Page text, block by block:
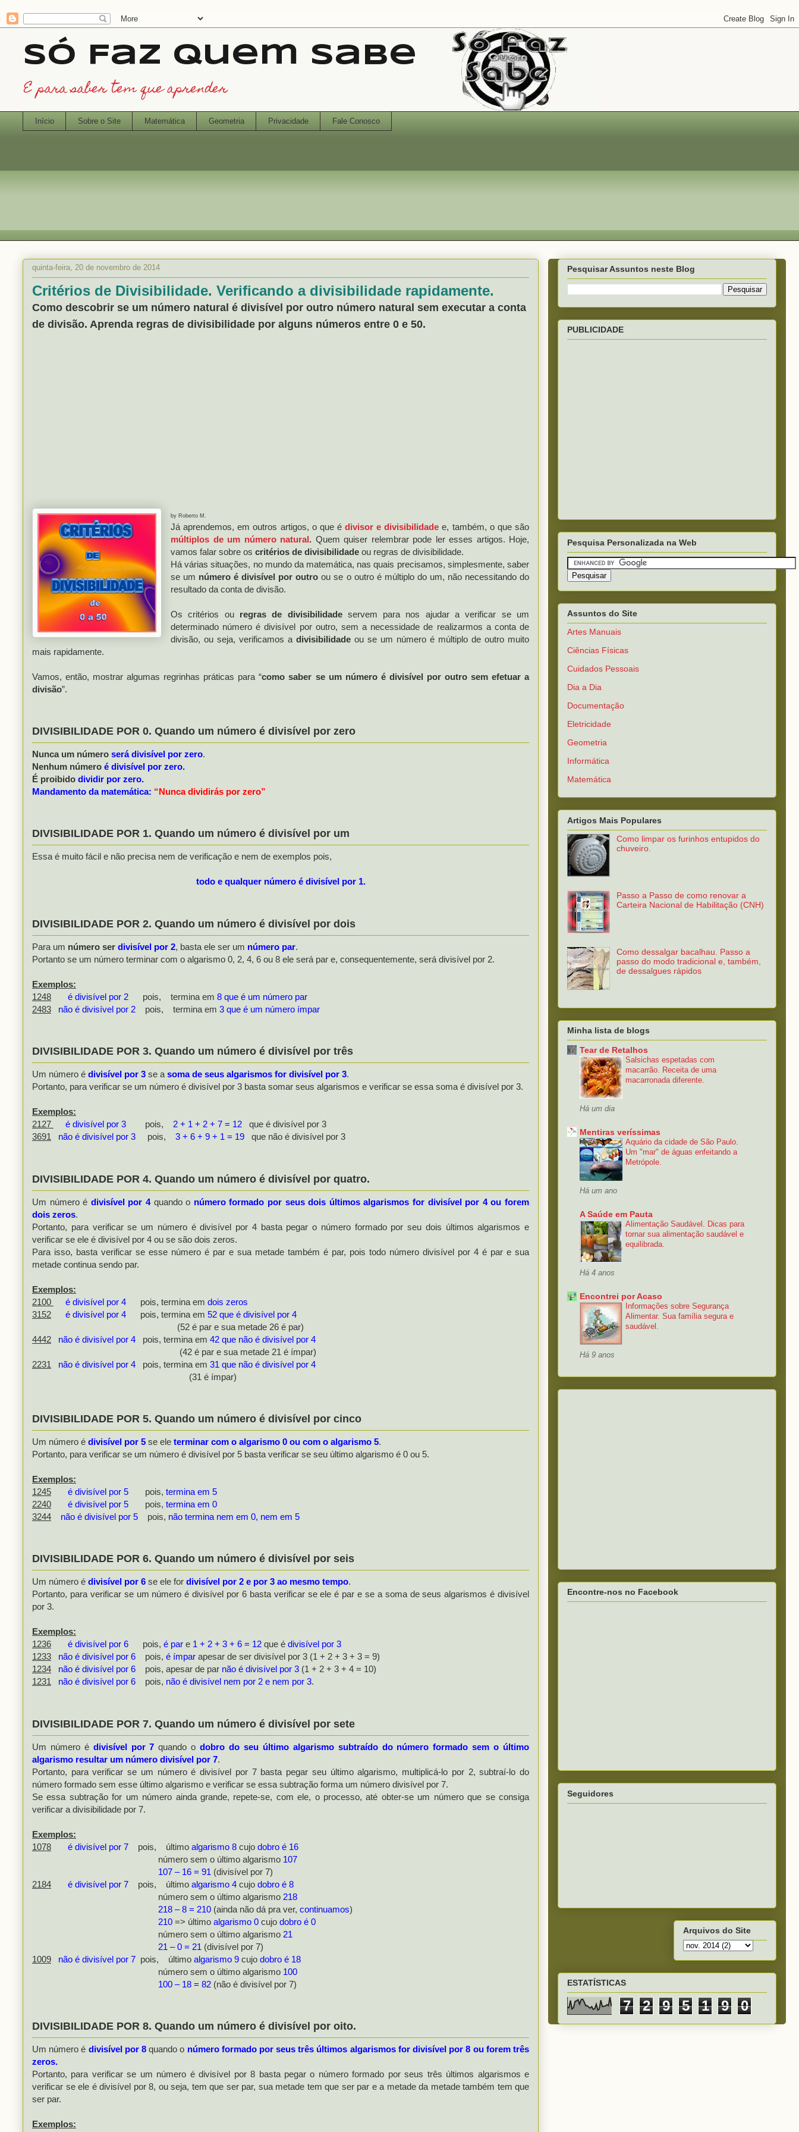
Só Faz Quem Sabe
E para saber tem que aprender
Início Sobre o Site Matemática Geometria Privacidade Fale Conosco
quinta-feira, 20 de novembro de 2014
Critérios de Divisibilidade. Verificando a divisibilidade rapidamente.
Como descobrir se um número natural é divisível por outro número natural sem executar a conta
de divisão. Aprenda regras de divisibilidade por alguns números entre 0 e 50.
by Roberto M.
Já aprendemos, em outros artigos, o que édivisor e divisibilidade e, também, o que são
múltiplos de um número natural. Quem quiser relembrar pode ler esses artigos. Hoje,
vamos falar sobre os critérios de divisibilidade ou regras de divisibilidade.
Há várias situações, no mundo da matemática, nas quais precisamos, simplesmente, saber
se um número é divisível por outro ou se o outro é múltiplo do um, não necessitando do
resultado da conta de divisão.
Os critérios ou regras de divisibilidadeservem para nos ajudar a verificar se um
determinado número é divisível por outro, sem a necessidade de realizarmos a conta de
divisão, ou seja, verificamos a divisibilidade ou se um número é múltiplo de outro muito
mais rapidamente.
Vamos, então, mostrar algumas regrinhas práticas para “como saber se um número é divisível por outro sem efetuar a
divisão”.
DIVISIBILIDADE POR 0. Quando um número é divisível por zero
Nunca um número será divisível por zero.
Nenhum número é divisível por zero.
É proibido dividir por zero.
Mandamento da matemática: “Nunca dividirás por zero”
DIVISIBILIDADE POR 1. Quando um número é divisível por um
Essa é muito fácil e não precisa nem de verificação e nem de exemplos pois,
todo e qualquer número é divisível por 1.
DIVISIBILIDADE POR 2. Quando um número é divisível por dois
Para um número ser divisível por 2, basta ele ser um número par.
Portanto se um número terminar com o algarismo 0, 2, 4, 6 ou 8 ele será par e, consequentemente, será divisível por 2.
Exemplos:
1248
é divisível por 2 pois, termina em 8 que é um número par
2483
não é divisível por 2 pois, termina em 3 que é um número ímpar
DIVISIBILIDADE POR 3. Quando um número é divisível por três
Um número é divisível por 3 se a soma de seus algarismos for divisível por 3.
Portanto, para verificar se um número é divisível por 3 basta somar seus algarismos e verificar se essa soma é divisível por 3.
Exemplos:
2127
é divisível por 3 pois, 2 + 1 + 2 + 7 = 12 que é divisível por 3
3691
não é divisível por 3 pois, 3 + 6 + 9 + 1 = 19 que não é divisível por 3
DIVISIBILIDADE POR 4. Quando um número é divisível por quatro.
Um número é divisível por 4quando o número formado por seus dois últimos algarismos for divisível por 4 ou forem
dois zeros.
Portanto, para verificar se um número é divisível por 4 basta pegar o número formado por seu dois últimos algarismos e
verificar se ele é divisível por 4 ou se são dois zeros.
Para isso, basta verificar se esse número é par e sua metade também é par, pois todo número divisível por 4 é par e sua
metade continua sendo par.
Exemplos:
2100
é divisível por 4 pois, termina em dois zeros
3152
é divisível por 4 pois, termina em 52 que é divisível por 4
(52 é par e sua metade 26 é par)
4442
não é divisível por 4 pois, termina em 42 que não é divisível por 4
(42 é par e sua metade 21 é ímpar)
2231
não é divisível por 4 pois, termina em 31 que não é divisível por 4
(31 é ímpar)
DIVISIBILIDADE POR 5. Quando um número é divisível por cinco
Um número é divisível por 5 se ele terminar com o algarismo 0 ou com o algarismo 5.
Portanto, para verificar se um número é divisível por 5 basta verificar se seu último algarismo é 0 ou 5.
Exemplos:
1245
é divisível por 5 pois, termina em 5
2240
é divisível por 5 pois, termina em 0
3244
não é divisível por 5 pois, não termina nem em 0, nem em 5
DIVISIBILIDADE POR 6. Quando um número é divisível por seis
Um número é divisível por 6 se ele for divisível por 2 e por 3 ao mesmo tempo.
Portanto, para verificar se um número é divisível por 6 basta verificar se ele é par e se a soma de seus algarismos é divisível
por 3.
Exemplos:
1236
é divisível por 6 pois, é par e 1 + 2 + 3 + 6 = 12 que é divisível por 3
1233
não é divisível por 6 pois, é ímpar apesar de ser divisível por 3 (1 + 2 + 3 + 3 = 9)
1234
não é divisível por 6 pois, apesar de par não é divisível por 3 (1 + 2 + 3 + 4 = 10)
1231
não é divisível por 6 pois, não é divisível nem por 2 e nem por 3.
DIVISIBILIDADE POR 7. Quando um número é divisível por sete
Um número é divisível por 7 quando odobro do seu último algarismo subtraído do número formado sem o último
algarismo resultar um número divisível por 7.
Portanto, para verificar se um número é divisível por 7 basta pegar seu último algarismo, multiplicá-lo por 2, subtraí-lo do
número formado sem esse último algarismo e verificar se essa subtração forma um número divisível por 7.
Se essa subtração for um número ainda grande, repete-se, com ele, o processo, até obter-se um número que se consiga
verificar a divisibilidade por 7.
Exemplos:
1078
é divisível por 7 pois, último algarismo 8 cujo dobro é 16
número sem o último algarismo 107
107 – 16 = 91 (divisível por 7)
2184
é divisível por 7 pois, último algarismo 4 cujo dobro é 8
número sem o último algarismo 218
218 – 8 = 210 (ainda não dá pra ver, continuamos)
210 => último algarismo 0 cujo dobro é 0
número sem o último algarismo 21
21 – 0 = 21 (divisível por 7)
1009
não é divisível por 7 pois, último algarismo 9 cujo dobro é 18
número sem o último algarismo 100
100 – 18 = 82 (não é divisível por 7)
DIVISIBILIDADE POR 8. Quando um número é divisível por oito.
Um número é divisível por 8quando o número formado por seus três últimos algarismos for divisível por 8 ou forem três
zeros.
Portanto, para verificar se um número é divisível por 8 basta pegar o número formado por seus três últimos algarismos e
verificar se ele é divisível por 8, ou seja, tem que ser par, sua metade tem que ser par e a metade da metade também tem que
ser par.
Exemplos:
Pesquisar Assuntos neste Blog
PUBLICIDADE
Pesquisa Personalizada na Web
Assuntos do Site
Artes Manuais
Ciências Físicas
Cuidados Pessoais
Dia a Dia
Documentação
Eletricidade
Geometria
Informática
Matemática
Artigos Mais Populares
Como limpar os furinhos entupidos do
chuveiro.
Passo a Passo de como renovar a
Carteira Nacional de Habilitação (CNH)
Como dessalgar bacalhau. Passo a
passo do modo tradicional e, também,
de dessalgues rápidos
Minha lista de blogs
Tear de Retalhos
Salsichas espetadas com
macarrão. Receita de uma
macarronada diferente.
Há um dia
Mentiras veríssimas
Aquário da cidade de São Paulo.
Um "mar" de águas enfeitando a
Metrópole.
Há um ano
A Saúde em Pauta
Alimentação Saudável. Dicas para
tornar sua alimentação saudável e
equilibrada.
Há 4 anos
Encontrei por Acaso
Informações sobre Segurança
Alimentar. Sua família segura e
saudável.
Há 9 anos
Encontre-nos no Facebook
Seguidores
Arquivos do Site
ESTATÍSTICAS
7 2 9 5 1 9 0